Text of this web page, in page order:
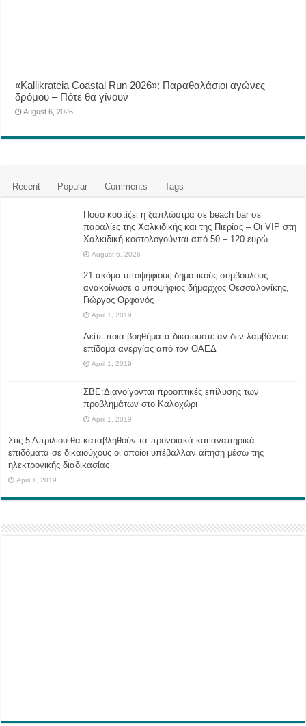
«Kallikrateia Coastal Run 2026»: Παραθαλάσιοι αγώνες
δρόμου – Πότε θα γίνουν
August 6, 2026
Recent Popular Comments Tags
Πόσο κοστίζει η ξαπλώστρα σε beach bar σε
παραλίες της Χαλκιδικής και της Πιερίας – Οι VIP στη
Χαλκιδική κοστολογούνται από 50 – 120 ευρώ
August 6, 2026
21 ακόμα υποψήφιους δημοτικούς συμβούλους
ανακοίνωσε ο υποψήφιος δήμαρχος Θεσσαλονίκης,
Γιώργος Ορφανός
April 1, 2019
Δείτε ποια βοηθήματα δικαιούστε αν δεν λαμβάνετε
επίδομα ανεργίας από τον ΟΑΕΔ
April 1, 2019
ΣΒΕ:Διανοίγονται προοπτικές επίλυσης των
προβλημάτων στο Καλοχώρι
April 1, 2019
Στις 5 Απριλίου θα καταβληθούν τα προνοιακά και αναπηρικά
επιδόματα σε δικαιούχους οι οποίοι υπέβαλλαν αίτηση μέσω της
ηλεκτρονικής διαδικασίας
April 1, 2019